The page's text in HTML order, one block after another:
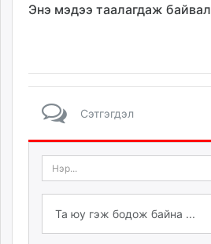
Энэ мэдээ таалагдаж байвал
Сэтгэгдэл